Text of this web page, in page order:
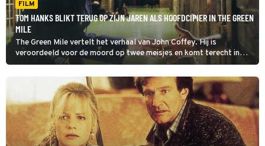
FILM
TOM HANKS BLIKT TERUG OP ZIJN JAREN ALS HOOFDCIPIER IN THE GREEN
MILE
The Green Mile vertelt het verhaal van John Coffey. Hij is
veroordeeld voor de moord op twee meisjes en komt terecht in
een gevangenis in Louisiana. Hier verandert hij de levens van de
bewakers op verschillende manieren.